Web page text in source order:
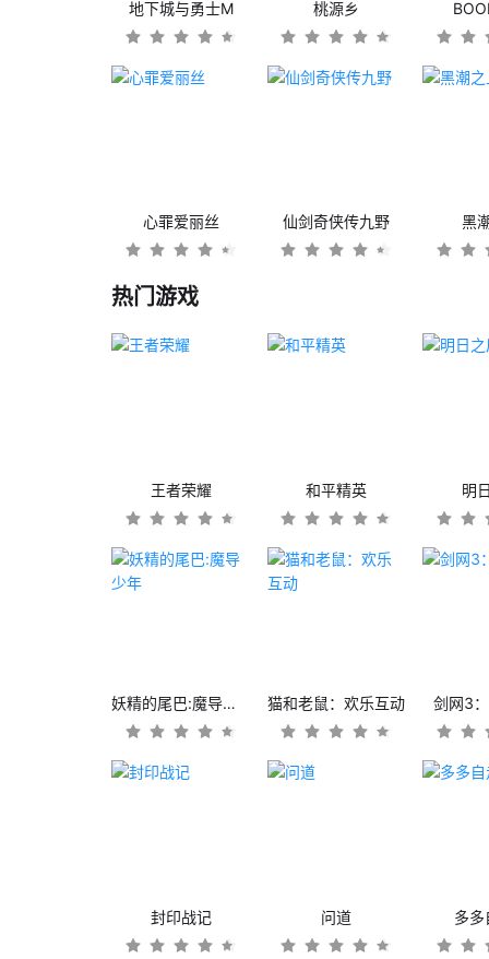
地下城与勇士M 桃源乡
心罪爱丽丝 仙剑奇侠传九野 黑
热门游戏
王者荣耀 和平精英 明
妖精的尾巴:魔导少年 猫和老鼠：欢乐互动 剑网3
封印战记 问道 多多